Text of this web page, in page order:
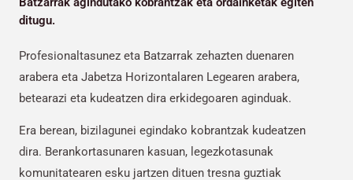
ditugu.
Profesionaltasunez eta Batzarrak zehazten duenaren
arabera eta Jabetza Horizontalaren Legearen arabera,
betearazi eta kudeatzen dira erkidegoaren aginduak.
Era berean, bizilagunei egindako kobrantzak kudeatzen
dira. Berankortasunaren kasuan, legezkotasunak
komunitatearen esku jartzen dituen tresna guztiak